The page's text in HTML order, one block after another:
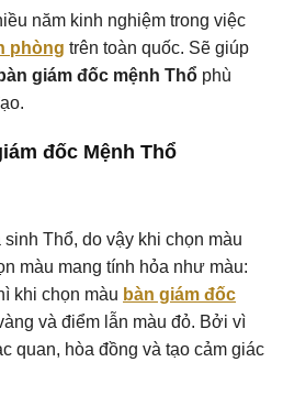
năm kinh nghiệm trong việc
phòng trên toàn quốc. Sẽ giúp
giám đốc mệnh Thổ phù
đốc Mệnh Thổ
Thổ, do vậy khi chọn màu
màu mang tính hỏa như màu:
khi chọn màu bàn giám đốc
và điểm lẫn màu đỏ. Bởi vì
quan, hòa đồng và tạo cảm giác